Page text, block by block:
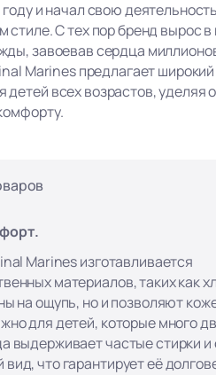
и начал свою
стиле. С тех пор бренд вырос
завоевав сердца
Marines предлагает
всех возрастов, уделяя
Marines изготавливается
материалов, таких как
на ощупь, но и позволяют
для детей, которые много
выдерживает частые стирки и
что гарантирует её